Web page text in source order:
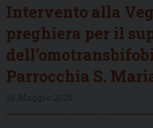
Intervento alla
preghiera per il
Parrocchia S.